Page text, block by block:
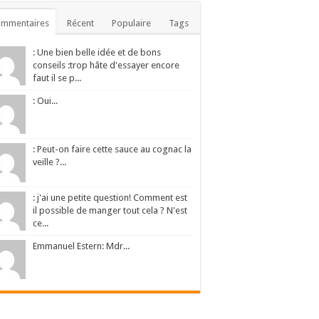
Récent Populaire Tags
: Une bien belle idée et de bons
conseils :trop hâte d'essayer encore
faut il se p...
: Oui...
: Peut-on faire cette sauce au cognac la
veille ?...
: j'ai une petite question! Comment est
il possible de manger tout cela ? N'est
ce...
Emmanuel Estern: Mdr...